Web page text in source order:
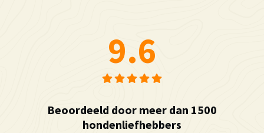
9.6
Beoordeeld door meer dan 1500
hondenliefhebbers